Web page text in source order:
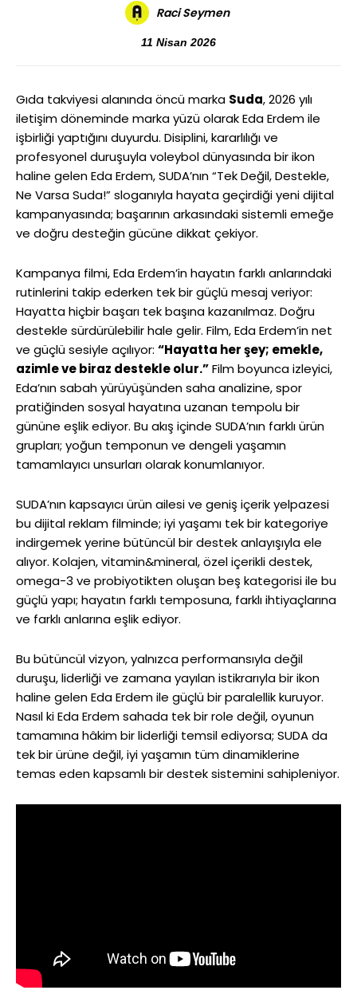
Raci Seymen
11 Nisan 2026
Gıda takviyesi alanında öncü marka Suda, 2026 yılı
iletişim döneminde marka yüzü olarak Eda Erdem ile
işbirliği yaptığını duyurdu. Disiplini, kararlılığı ve
profesyonel duruşuyla voleybol dünyasında bir ikon
haline gelen Eda Erdem, SUDA’nın “Tek Değil, Destekle,
Ne Varsa Suda!” sloganıyla hayata geçirdiği yeni dijital
kampanyasında; başarının arkasındaki sistemli emeğe
ve doğru desteğin gücüne dikkat çekiyor.
Kampanya filmi, Eda Erdem’in hayatın farklı anlarındaki
rutinlerini takip ederken tek bir güçlü mesaj veriyor:
Hayatta hiçbir başarı tek başına kazanılmaz. Doğru
destekle sürdürülebilir hale gelir. Film, Eda Erdem’in net
ve güçlü sesiyle açılıyor: “Hayatta her şey; emekle,
azimle vebiraz destekle olur.”Film boyunca izleyici,
Eda’nın sabah yürüyüşünden saha analizine, spor
pratiğinden sosyal hayatına uzanan tempolu bir
gününe eşlik ediyor. Bu akış içinde SUDA’nın farklı ürün
grupları; yoğun temponun ve dengeli yaşamın
tamamlayıcı unsurları olarak konumlanıyor.
SUDA’nın kapsayıcı ürün ailesi ve geniş içerik yelpazesi
bu dijital reklam filminde; iyi yaşamı tek bir kategoriye
indirgemek yerine bütüncül bir destek anlayışıyla ele
alıyor. Kolajen, vitamin&mineral, özel içerikli destek,
omega-3 ve probiyotikten oluşan beş kategorisi ile bu
güçlü yapı; hayatın farklı temposuna, farklı ihtiyaçlarına
ve farklı anlarına eşlik ediyor.
Bu bütüncül vizyon, yalnızca performansıyla değil
duruşu, liderliği ve zamana yayılan istikrarıyla bir ikon
haline gelen Eda Erdem ile güçlü bir paralellik kuruyor.
Nasıl ki Eda Erdem sahada tek bir role değil, oyunun
tamamına hâkim bir liderliği temsil ediyorsa; SUDA da
tek bir ürüne değil, iyi yaşamın tüm dinamiklerine
temas eden kapsamlı bir destek sistemini sahipleniyor.